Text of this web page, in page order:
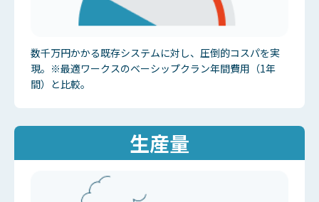
数千万円かかる既存システムに対し、圧倒的コスパを実
現。※最適ワークスのベーシップクラン年間費用（1年
間）と比較。
生産量